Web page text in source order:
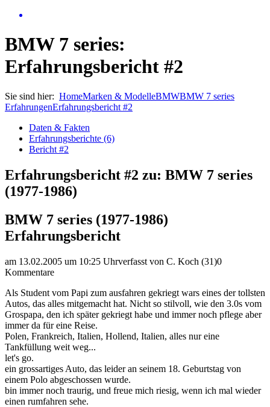
BMW 7 series:
Erfahrungsbericht #2
Sie sind hier: HomeMarken & ModelleBMWBMW 7 series
ErfahrungenErfahrungsbericht #2
Daten & Fakten
Erfahrungsberichte (6)
Bericht #2
Erfahrungsbericht #2 zu: BMW 7 series
(1977-1986)
BMW 7 series (1977-1986)
Erfahrungsbericht
am 13.02.2005 um 10:25 Uhrverfasst von C. Koch (31)0
Kommentare
Als Student vom Papi zum ausfahren gekriegt wars eines der tollsten
Autos, das alles mitgemacht hat. Nicht so stilvoll, wie den 3.0s vom
Grospapa, den ich später gekriegt habe und immer noch pflege aber
immer da für eine Reise.
Polen, Frankreich, Italien, Hollend, Italien, alles nur eine
Tankfüllung weit weg...
let's go.
ein grossartiges Auto, das leider an seinem 18. Geburtstag von
einem Polo abgeschossen wurde.
bin immer noch traurig, und freue mich riesig, wenn ich mal wieder
einen rumfahren sehe.